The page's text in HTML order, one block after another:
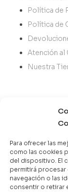
Para ofrecer las
como las cookies
del dispositivo. El
permitirá
navegación o las
consentir o retirar
Política de
Política de
Atención al
Nuestra
Best Sellers
Top de la
Libros en
Novedades